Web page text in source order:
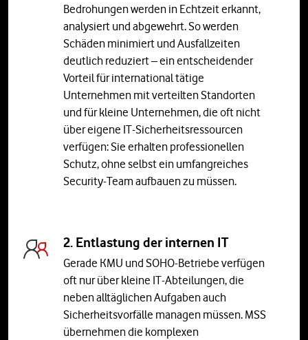
Bedrohungen werden in Echtzeit erkannt,
analysiert und abgewehrt. So werden
Schäden minimiert und Ausfallzeiten
deutlich reduziert – ein entscheidender
Vorteil für international tätige
Unternehmen mit verteilten Standorten
und für kleine Unternehmen, die oft nicht
über eigene IT-Sicherheitsressourcen
verfügen: Sie erhalten professionellen
Schutz, ohne selbst ein umfangreiches
Security-Team aufbauen zu müssen.
2. Entlastung der internen IT
Gerade KMU und SOHO-Betriebe verfügen
oft nur über kleine IT-Abteilungen, die
neben alltäglichen Aufgaben auch
Sicherheitsvorfälle managen müssen. MSS
übernehmen die komplexen